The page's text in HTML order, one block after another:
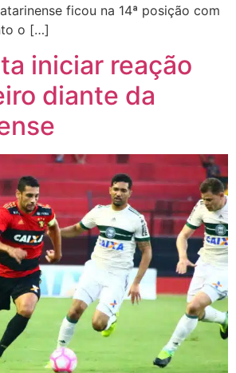
ficou na 14ª posição com
o […]
iniciar reação
diante da